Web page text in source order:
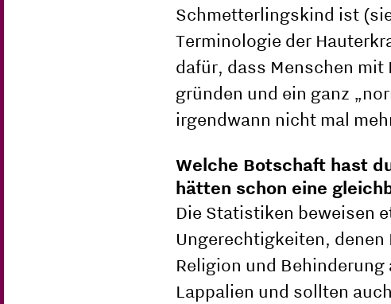
Schmetterlingskind ist
Terminologie der
dafür, dass Menschen
gründen und ein ganz
irgendwann nicht mal
Welche Botschaft hast
hätten schon eine
Die Statistiken beweisen
Ungerechtigkeiten,
Religion und
Lappalien und sollten